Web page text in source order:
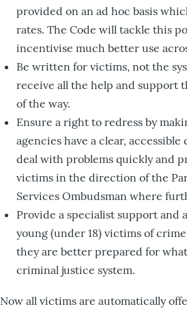
provided on an ad hoc basis
rates. The Code will tackle this
incentivise much better use
Be written for victims, not the
receive all the help and support
of the way.
Ensure a right to redress by
agencies have a clear,
deal with problems quickly and
victims in the direction of the
Services Ombudsman where
Provide a specialist support and
young (under 18) victims of
they are better prepared for
criminal justice system.
Now all victims are automatically